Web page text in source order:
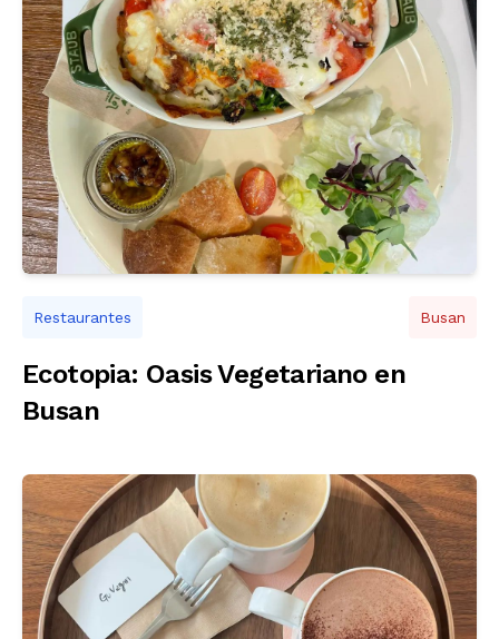
Restaurantes Busan
Ecotopia: Oasis Vegetariano en
Busan